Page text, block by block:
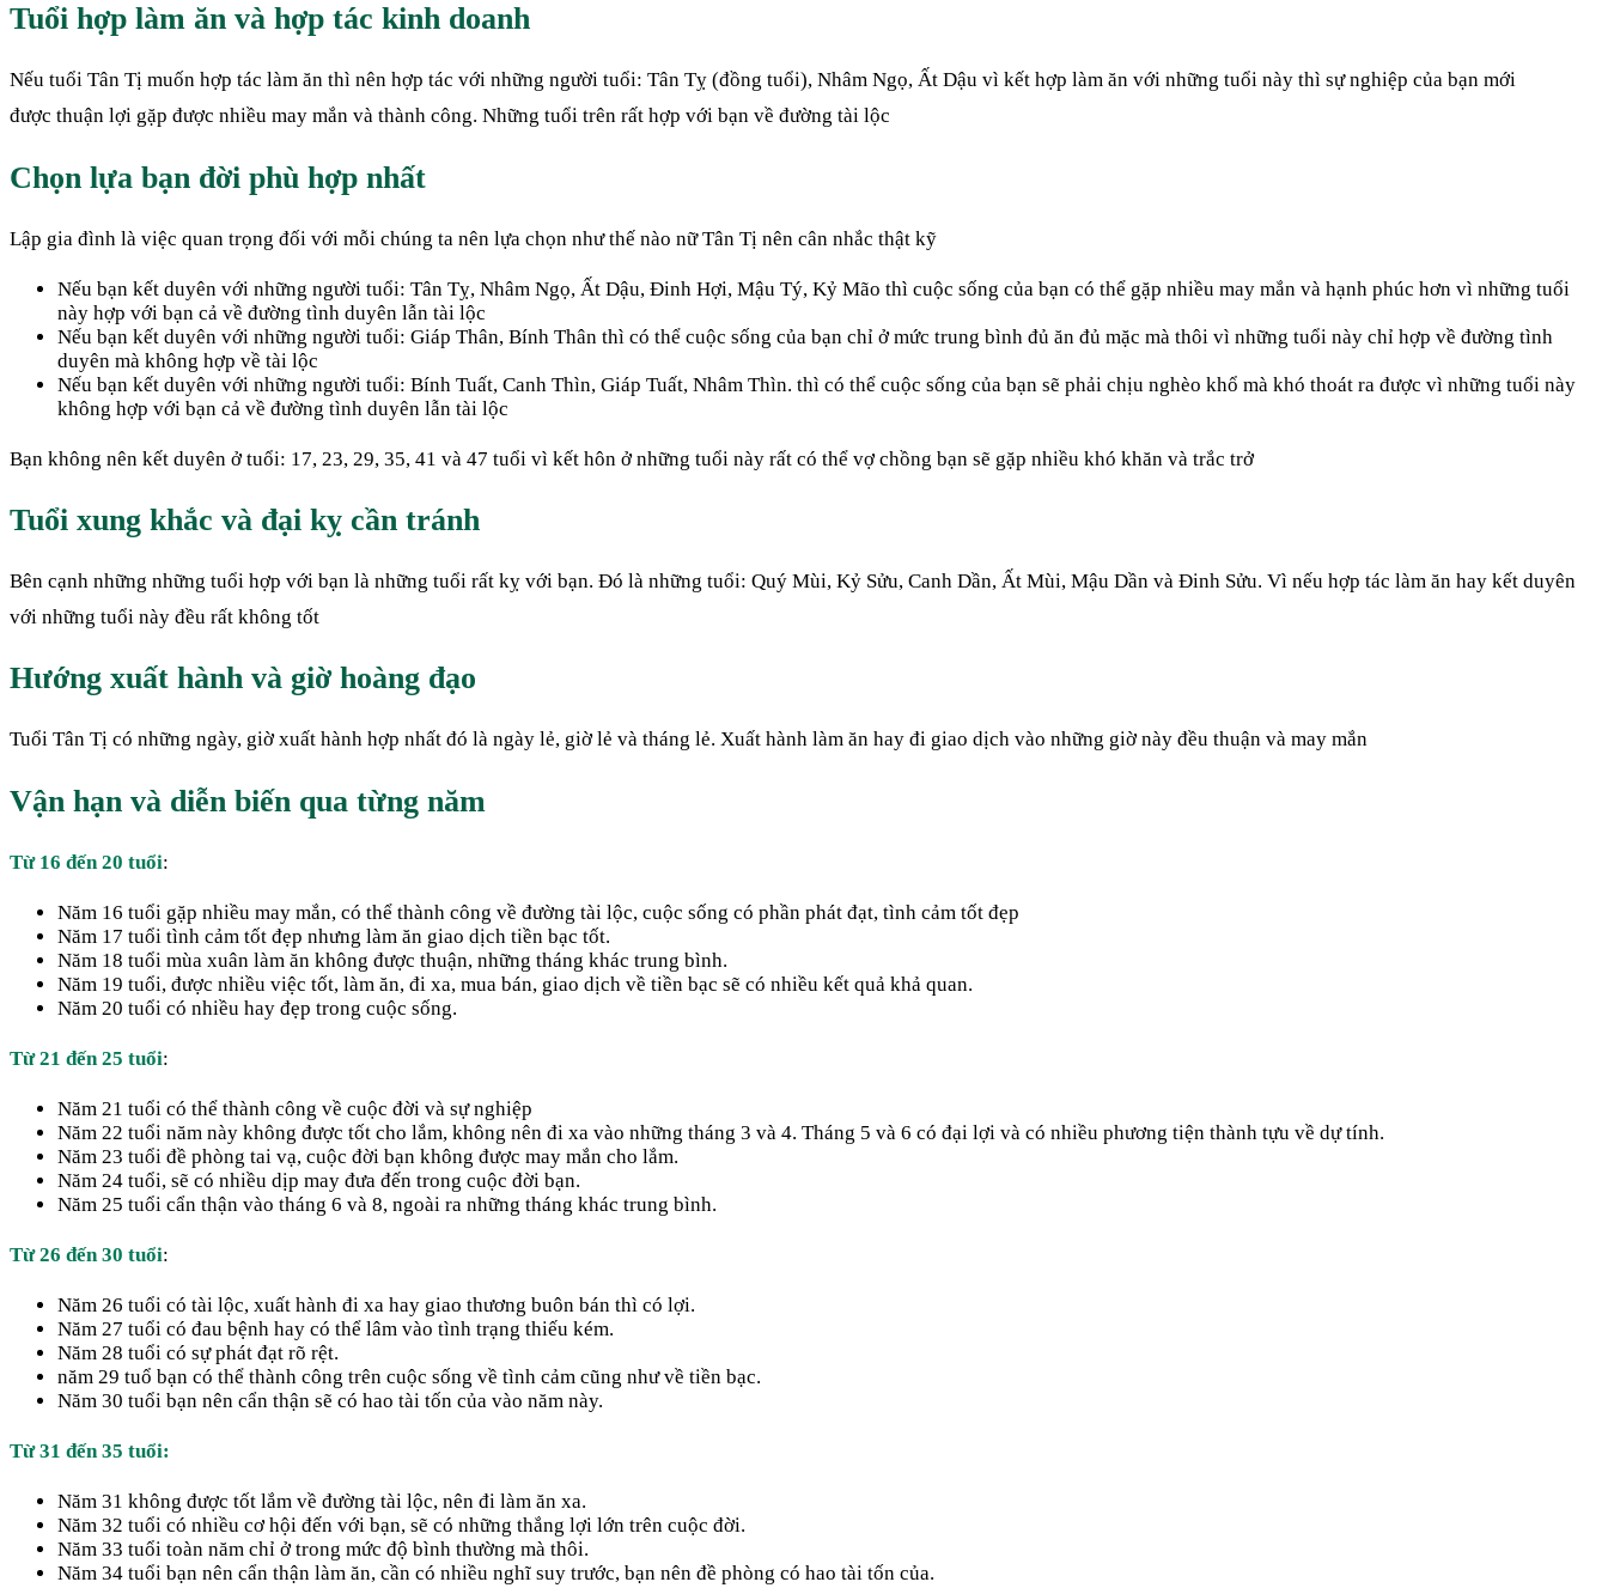
Tuổi hợp làm ăn và hợp tác kinh doanh
Nếu tuổi Tân Tị muốn hợp tác làm ăn thì nên hợp tác với những người tuổi: Tân Tỵ (đồng tuổi), Nhâm Ngọ, Ất Dậu vì kết hợp làm ăn với những tuổi này thì sự nghiệp của bạn mới
được thuận lợi gặp được nhiều may mắn và thành công. Những tuổi trên rất hợp với bạn về đường tài lộc
Chọn lựa bạn đời phù hợp nhất
Lập gia đình là việc quan trọng đối với mỗi chúng ta nên lựa chọn như thế nào nữ Tân Tị nên cân nhắc thật kỹ
Nếu bạn kết duyên với những người tuổi: Tân Tỵ, Nhâm Ngọ, Ất Dậu, Đinh Hợi, Mậu Tý, Kỷ Mão thì cuộc sống của bạn có thể gặp nhiều may mắn và hạnh phúc hơn vì những tuổi
này hợp với bạn cả về đường tình duyên lẫn tài lộc
Nếu bạn kết duyên với những người tuổi: Giáp Thân, Bính Thân thì có thể cuộc sống của bạn chỉ ở mức trung bình đủ ăn đủ mặc mà thôi vì những tuổi này chỉ hợp về đường tình
duyên mà không hợp về tài lộc
Nếu bạn kết duyên với những người tuổi: Bính Tuất, Canh Thìn, Giáp Tuất, Nhâm Thìn. thì có thể cuộc sống của bạn sẽ phải chịu nghèo khổ mà khó thoát ra được vì những tuổi này
không hợp với bạn cả về đường tình duyên lẫn tài lộc
Bạn không nên kết duyên ở tuổi: 17, 23, 29, 35, 41 và 47 tuổi vì kết hôn ở những tuổi này rất có thể vợ chồng bạn sẽ gặp nhiều khó khăn và trắc trở
Tuổi xung khắc và đại kỵ cần tránh
Bên cạnh những những tuổi hợp với bạn là những tuổi rất kỵ với bạn. Đó là những tuổi: Quý Mùi, Kỷ Sửu, Canh Dần, Ất Mùi, Mậu Dần và Đinh Sửu. Vì nếu hợp tác làm ăn hay kết duyên
với những tuổi này đều rất không tốt
Hướng xuất hành và giờ hoàng đạo
Tuổi Tân Tị có những ngày, giờ xuất hành hợp nhất đó là ngày lẻ, giờ lẻ và tháng lẻ. Xuất hành làm ăn hay đi giao dịch vào những giờ này đều thuận và may mắn
Vận hạn và diễn biến qua từng năm
Từ 16 đến 20 tuổi:
Năm 16 tuổi gặp nhiều may mắn, có thể thành công về đường tài lộc, cuộc sống có phần phát đạt, tình cảm tốt đẹp
Năm 17 tuổi tình cảm tốt đẹp nhưng làm ăn giao dịch tiền bạc tốt.
Năm 18 tuổi mùa xuân làm ăn không được thuận, những tháng khác trung bình.
Năm 19 tuổi, được nhiều việc tốt, làm ăn, đi xa, mua bán, giao dịch về tiền bạc sẽ có nhiều kết quả khả quan.
Năm 20 tuổi có nhiều hay đẹp trong cuộc sống.
Từ 21 đến 25 tuổi:
Năm 21 tuổi có thể thành công về cuộc đời và sự nghiệp
Năm 22 tuổi năm này không được tốt cho lắm, không nên đi xa vào những tháng 3 và 4. Tháng 5 và 6 có đại lợi và có nhiều phương tiện thành tựu về dự tính.
Năm 23 tuổi đề phòng tai vạ, cuộc đời bạn không được may mắn cho lắm.
Năm 24 tuổi, sẽ có nhiều dịp may đưa đến trong cuộc đời bạn.
Năm 25 tuổi cẩn thận vào tháng 6 và 8, ngoài ra những tháng khác trung bình.
Từ 26 đến 30 tuổi:
Năm 26 tuổi có tài lộc, xuất hành đi xa hay giao thương buôn bán thì có lợi.
Năm 27 tuổi có đau bệnh hay có thể lâm vào tình trạng thiếu kém.
Năm 28 tuổi có sự phát đạt rõ rệt.
năm 29 tuổ bạn có thể thành công trên cuộc sống về tình cảm cũng như về tiền bạc.
Năm 30 tuổi bạn nên cẩn thận sẽ có hao tài tốn của vào năm này.
Từ 31 đến 35 tuổi:
Năm 31 không được tốt lắm về đường tài lộc, nên đi làm ăn xa.
Năm 32 tuổi có nhiều cơ hội đến với bạn, sẽ có những thắng lợi lớn trên cuộc đời.
Năm 33 tuổi toàn năm chỉ ở trong mức độ bình thường mà thôi.
Năm 34 tuổi bạn nên cẩn thận làm ăn, cần có nhiều nghĩ suy trước, bạn nên đề phòng có hao tài tốn của.